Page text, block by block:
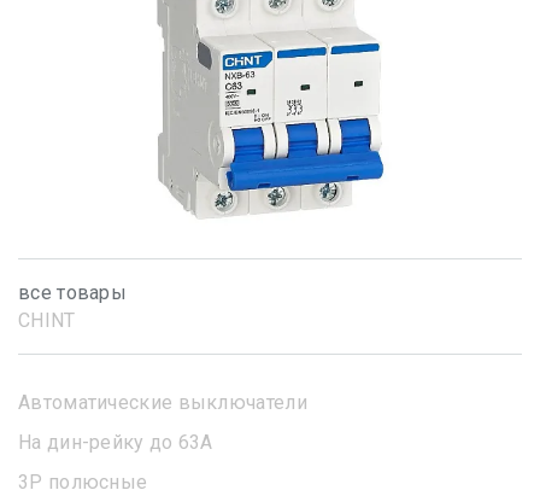
все товары
CHINT
Автоматические выключатели
На дин-рейку до 63А
3Р полюсные